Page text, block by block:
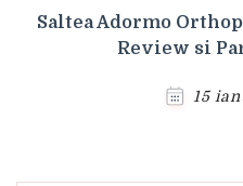
Saltea Adormo
Review si
15